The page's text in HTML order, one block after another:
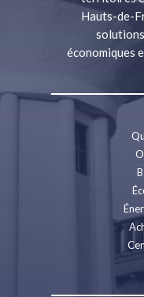
Hauts-de-
économiques